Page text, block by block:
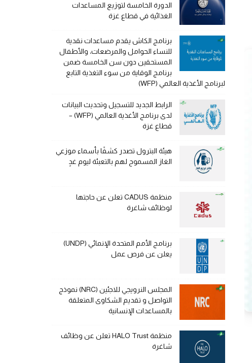
الدورة الخامسة لتوزيع المساعدات
الغذائية في قطاع غزة
برنامج الكاش يقدم مساعدات نقدية
للنساء الحوامل والمرضعات، والأطفال
المستحقين دون سن الخامسة ضمن
برنامج الوقاية من سوء التغذية التابع
لبرنامج الأغذية العالمي (WFP)
الرابط الجديد للتسجيل وتحديث البيانات
لدى برنامج الأغذية العالمي (WFP) –
قطاع غزة
هيئة البترول تصدر كشفًا بأسماء موزعي
الغاز المسموح لهم بالتعبئة ليوم غدٍ
منظمة CADUS تعلن عن حاجتها
لوظائف شاغرة
برنامج الأمم المتحدة الإنمائي (UNDP)
يعلن عن فرص عمل
المجلس النرويجي للاجئين (NRC) نموذج
التواصل و تقديم الشكاوى المتعلقة
بالمساعدات الإنسانية
منظمة HALO Trust تعلن عن وظائف
شاغرة